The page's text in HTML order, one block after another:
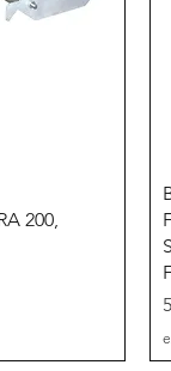
200,